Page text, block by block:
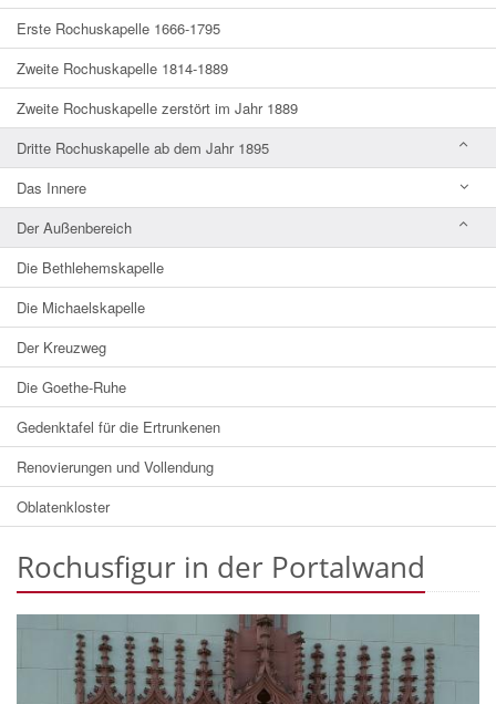
Erste Rochuskapelle 1666-1795
Zweite Rochuskapelle 1814-1889
Zweite Rochuskapelle zerstört im Jahr 1889
Dritte Rochuskapelle ab dem Jahr 1895
Das Innere
Der Außenbereich
Die Bethlehemskapelle
Die Michaelskapelle
Der Kreuzweg
Die Goethe-Ruhe
Gedenktafel für die Ertrunkenen
Renovierungen und Vollendung
Oblatenkloster
Rochusfigur in der Portalwand